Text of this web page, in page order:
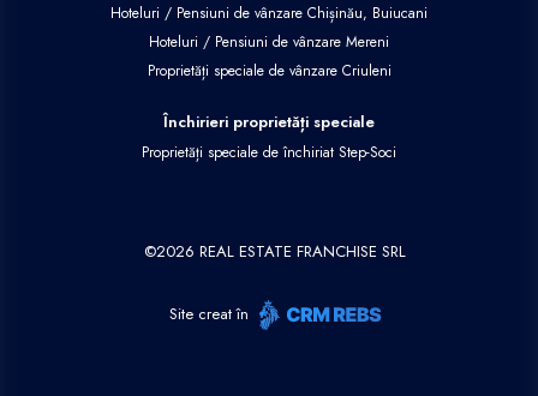
Hoteluri / Pensiuni de vânzare Chișinău, Buiucani
Hoteluri / Pensiuni de vânzare Mereni
Proprietăți speciale de vânzare Criuleni
Închirieri proprietăți speciale
Proprietăți speciale de închiriat Step-Soci
©2026 REAL ESTATE FRANCHISE SRL
Site creat în